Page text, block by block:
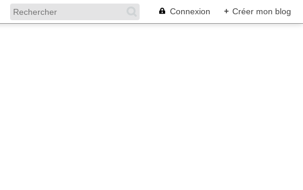
Connexion + Créer mon blog